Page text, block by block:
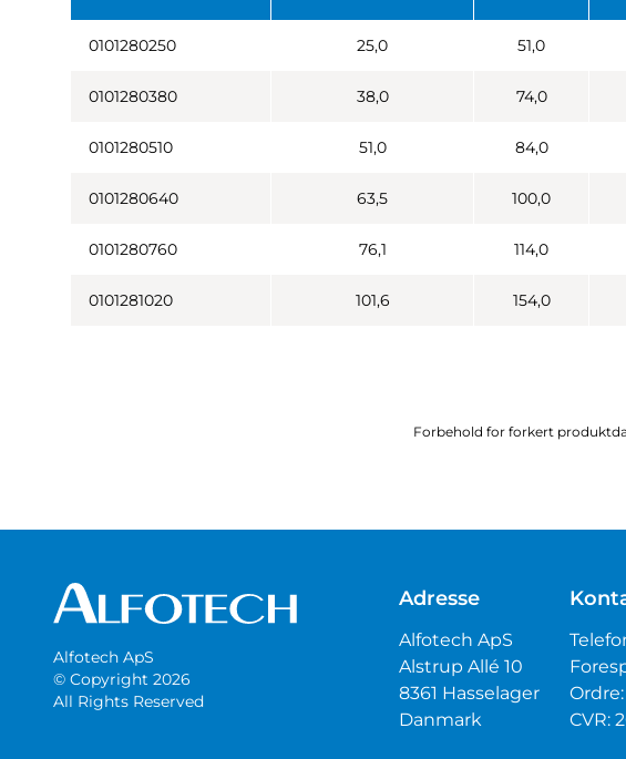
0101280250 25,0 51,0
0101280380 38,0 74,0
0101280510 51,0 84,0
0101280640 63,5 100,0
0101280760 76,1 114,0
0101281020 101,6 154,0
Forbehold for forkert
Alfotech ApS
© Copyright 2026
All Rights Reserved
Adresse
Alfotech ApS
Alstrup Allé 10
8361 Hasselager
Danmark
Ordre:
CVR: